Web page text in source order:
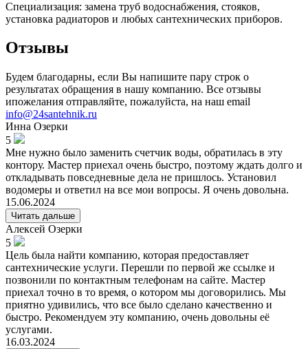
Специализация: замена труб водоснабжения, стояков,
установка радиаторов и любых сантехнических приборов.
Отзывы
Будем благодарны, если Вы напишите пару строк о
результатах обращения в нашу компанию. Все отзывы
ипожелания отправляйте, пожалуйста, на наш email
info@24santehnik.ru
Инна Озерки
5
Мне нужно было заменить счетчик воды, обратилась в эту
контору. Мастер приехал очень быстро, поэтому ждать долго и
откладывать повседневные дела не пришлось. Установил
водомеры и ответил на все мои вопросы. Я очень довольна.
15.06.2024
Читать дальше
Алексей Озерки
5
Цель была найти компанию, которая предоставляет
сантехнические услуги. Перешли по первой же ссылке и
позвонили по контактным телефонам на сайте. Мастер
приехал точно в то время, о котором мы договорились. Мы
приятно удивились, что все было сделано качественно и
быстро. Рекомендуем эту компанию, очень довольны её
услугами.
16.03.2024